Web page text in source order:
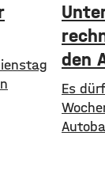
den
Es